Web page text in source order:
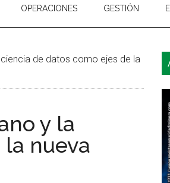
OPERACIONES GESTIÓN
de datos como ejes de la
y la
nueva